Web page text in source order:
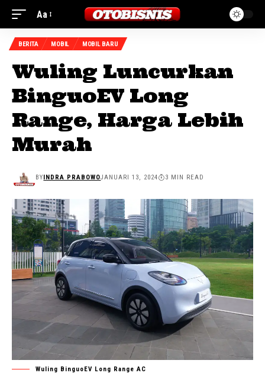
Aa
BERITA MOBIL MOBIL BARU
Wuling Luncurkan
BinguoEV Long
Range, Harga Lebih
Murah
BYINDRA PRABOWOJANUARI 13, 2024 3 MIN READ
Wuling BinguoEV Long Range AC